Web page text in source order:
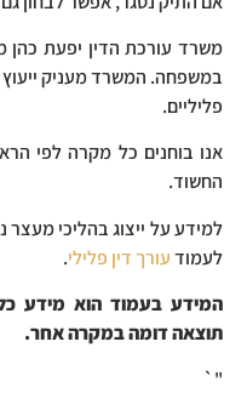
משרד עורכת הדין יפעת כהן
במשפחה. המשרד מעניק ייעוץ
פליליים.
אנו בוחנים כל מקרה לפי
החשוד.
למידע על ייצוג בהליכי מעצר
לעמודעורך דין פלילי.
המידע בעמוד הוא מידע
תוצאה דומה במקרה אחר.
"`